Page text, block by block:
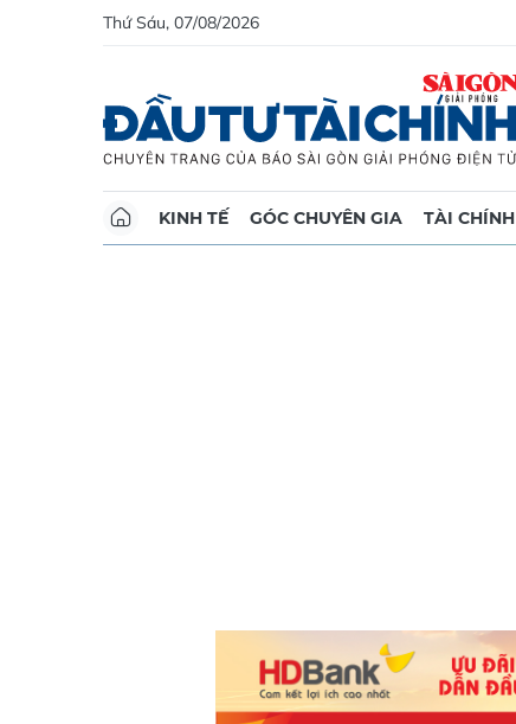
Thứ Sáu, 07/08/2026
KINH TẾ GÓC CHUYÊN GIA TÀI CHÍNH